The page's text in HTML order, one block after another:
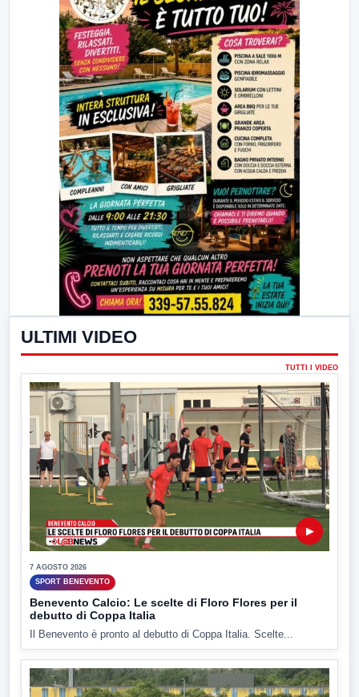
ULTIMI VIDEO
TUTTI I VIDEO
▶
7 AGOSTO 2026
SPORT BENEVENTO
Benevento Calcio: Le scelte di Floro Flores per il
debutto di Coppa Italia
Il Benevento è pronto al debutto di Coppa Italia. Scelte...